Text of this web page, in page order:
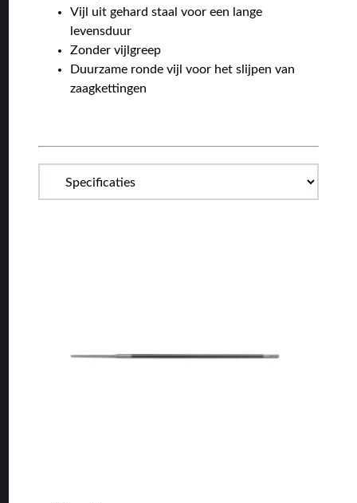
Vijl uit gehard staal voor een lange
levensduur
Zonder vijlgreep
Duurzame ronde vijl voor het slijpen van
zaagkettingen